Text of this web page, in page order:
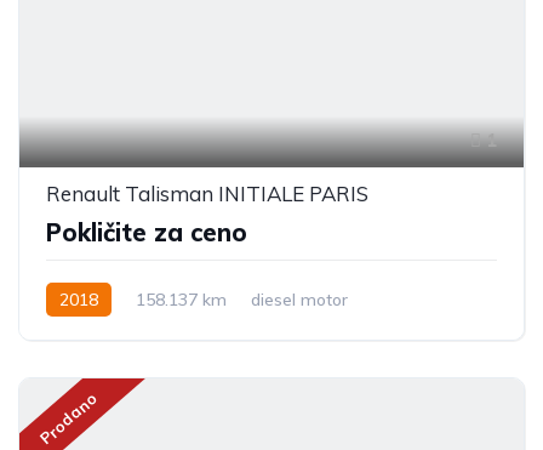
1
Renault Talisman INITIALE PARIS
Pokličite za ceno
2018 158.137 km diesel motor
Prodano